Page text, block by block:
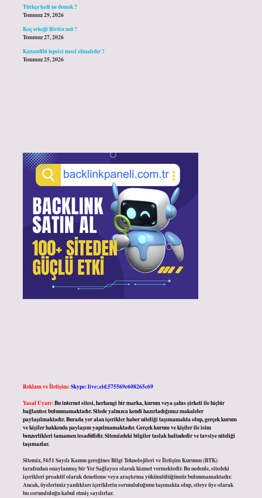
Türkçe kedi ne demek ?
Temmuz 29, 2026
Koç erkeği flörtöz mü ?
Temmuz 27, 2026
Kazandibi tepsisi nasıl olmalıdır ?
Temmuz 25, 2026
Reklam ve İletişim:Skype: live:.cid.575569c608265c69
Yasal Uyarı:Bu internet sitesi, herhangi bir marka, kurum veya şahıs şirketi ile hiçbir
bağlantısı bulunmamaktadır. Sitede yalnızca kendi hazırladığımız makaleler
paylaşılmaktadır. Burada yer alan içerikler haber niteliği taşımamakta olup, gerçek kurum
ve kişiler hakkında paylaşım yapılmamaktadır. Gerçek kurum ve kişiler ile isim
benzerlikleri tamamen tesadüfidir. Sitemizdeki bilgiler taslak halindedir ve tavsiye niteliği
taşımazlar.
Sitemiz, 5651 Sayılı Kanun gereğince Bilgi Teknolojileri ve İletişim Kurumu (BTK)
tarafından onaylanmış bir Yer Sağlayıcı olarak hizmet vermektedir. Bu nedenle, sitedeki
içerikleri proaktif olarak denetleme veya araştırma yükümlülüğümüz bulunmamaktadır.
Ancak, üyelerimiz yazdıkları içeriklerin sorumluluğunu taşımakta olup, siteye üye olarak
bu sorumluluğu kabul etmiş sayılırlar.